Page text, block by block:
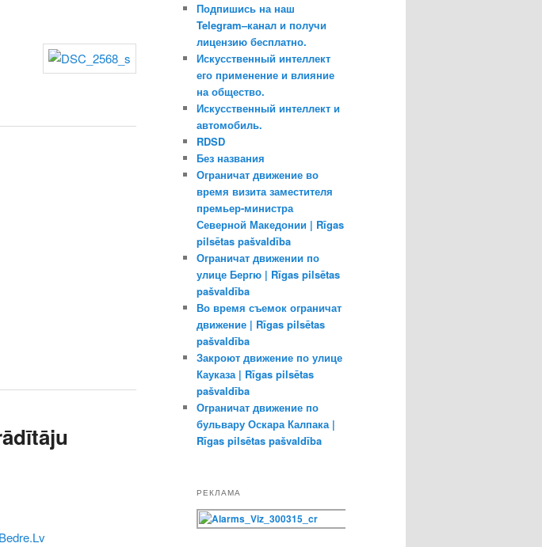
Подпишись на наш
Telegram–канал и получи
лицензию бесплатно.
Искусственный интеллект
его применение и влияние
на общество.
Искусственный интеллект и
автомобиль.
RDSD
Без названия
Ограничат движение во
время визита заместителя
премьер-министра
Северной Македонии | Rīgas
pilsētas pašvaldība
Ограничат движении по
улице Бергю | Rīgas pilsētas
pašvaldība
Во время съемок ограничат
движение | Rīgas pilsētas
pašvaldība
Закроют движение по улице
Кауказа | Rīgas pilsētas
pašvaldība
Ограничат движение по
бульвару Оскара Калпака |
Rīgas pilsētas pašvaldība
РЕКЛАМА